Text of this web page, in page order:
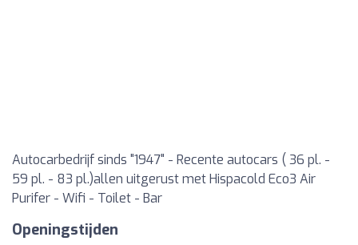
Autocarbedrijf sinds "1947" - Recente autocars ( 36 pl. -
59 pl. - 83 pl.)allen uitgerust met Hispacold Eco3 Air
Purifer - Wifi - Toilet - Bar
Openingstijden